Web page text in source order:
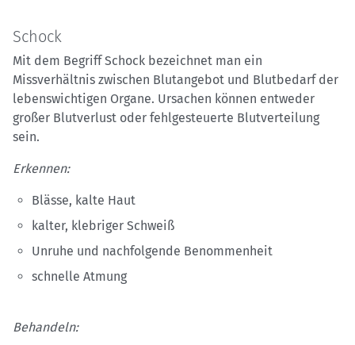
Schock
Mit dem Begriff Schock bezeichnet man ein
Missverhältnis zwischen Blutangebot und Blutbedarf der
lebenswichtigen Organe. Ursachen können entweder
großer Blutverlust oder fehlgesteuerte Blutverteilung
sein.
Erkennen:
Blässe, kalte Haut
kalter, klebriger Schweiß
Unruhe und nachfolgende Benommenheit
schnelle Atmung
Behandeln: